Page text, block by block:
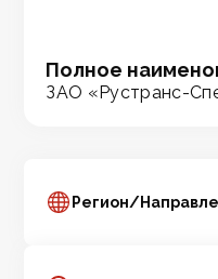
Полное
ЗАО «Рустранс-
Регион/